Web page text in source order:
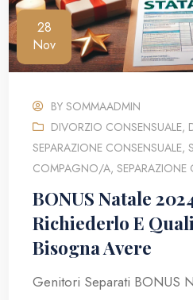
28
Nov
BYSOMMAADMIN
DIVORZIO CONSENSUALE,
SEPARAZIONE CONSENSUALE,
COMPAGNO/A,SEPARAZIONE
BONUS Natale
Richiederlo E
Bisogna Avere
Genitori Separati BONUS